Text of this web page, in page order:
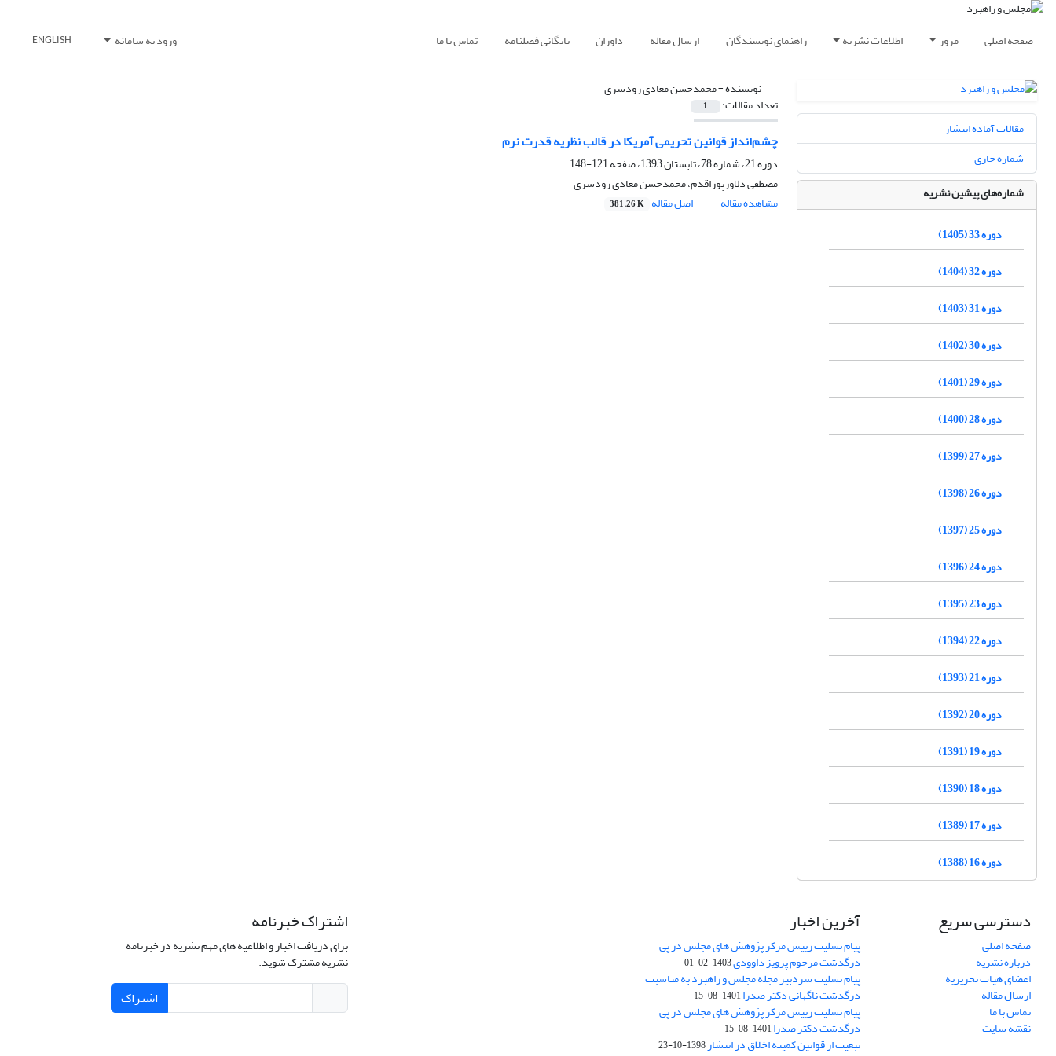
صفحه اصلی مرور اطلاعات نشریه راهنمای نویسندگان ارسال مقاله داوران بایگانی فصلنامه تماس با ما ورود به سامانه ENGLISH
نویسنده =محمدحسن معادی رودسری
تعداد مقالات: 1
چشم‌انداز قوانین تحریمی آمریکا در قالب نظریه قدرت نرم
دوره 21، شماره 78، تابستان 1393، صفحه
121-148
مصطفی دلاورپوراقدم، محمدحسن معادی رودسری
مشاهده مقاله
اصل مقاله 381.26 K
مقالات آماده انتشار
شماره جاری
شماره‌های پیشین نشریه
دوره 33 (1405)
دوره 32 (1404)
دوره 31 (1403)
دوره 30 (1402)
دوره 29 (1401)
دوره 28 (1400)
دوره 27 (1399)
دوره 26 (1398)
دوره 25 (1397)
دوره 24 (1396)
دوره 23 (1395)
دوره 22 (1394)
دوره 21 (1393)
دوره 20 (1392)
دوره 19 (1391)
دوره 18 (1390)
دوره 17 (1389)
دوره 16 (1388)
دسترسی سریع
صفحه اصلی
درباره نشریه
اعضای هیات تحریریه
ارسال مقاله
تماس با ما
نقشه سایت
آخرین اخبار
پیام تسلیت رییس مرکز پژوهش های مجلس در پی
درگذشت مرحوم پرویز داوودی1403-02-01
پیام تسلیت سردبیر مجله مجلس و راهبرد به مناسبت
درگذشت ناگهانی دکتر صدرا1401-08-15
پیام تسلیت رییس مرکز پژوهش های مجلس در پی
درگذشت دکتر صدرا1401-08-15
تبعیت از قوانین کمیته اخلاق در انتشار1398-10-23
اشتراک خبرنامه
برای دریافت اخبار و اطلاعیه های مهم نشریه در خبرنامه
نشریه مشترک شوید.
اشتراک